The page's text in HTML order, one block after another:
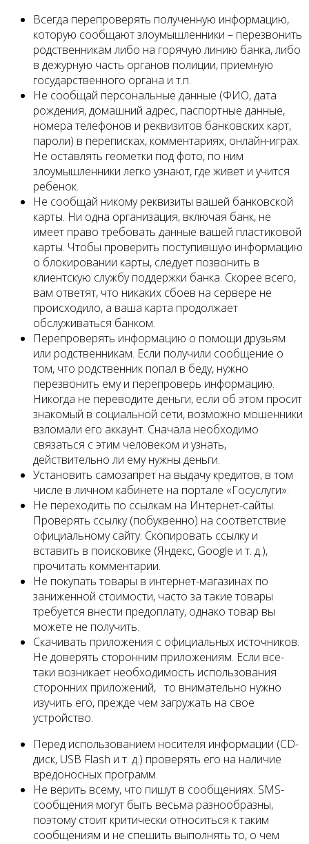
Всегда перепроверять полученную информацию,
которую сообщают злоумышленники – перезвонить
родственникам либо на горячую линию банка, либо
в дежурную часть органов полиции, приемную
государственного органа и т.п.
Не сообщай персональные данные (ФИО, дата
рождения, домашний адрес, паспортные данные,
номера телефонов и реквизитов банковских карт,
пароли) в переписках, комментариях, онлайн-играх.
Не оставлять геометки под фото, по ним
злоумышленники легко узнают, где живет и учится
ребенок.
Не сообщай никому реквизиты вашей банковской
карты. Ни одна организация, включая банк, не
имеет право требовать данные вашей пластиковой
карты. Чтобы проверить поступившую информацию
о блокировании карты, следует позвонить в
клиентскую службу поддержки банка. Скорее всего,
вам ответят, что никаких сбоев на сервере не
происходило, а ваша карта продолжает
обслуживаться банком.
Перепроверять информацию о помощи друзьям
или родственникам. Если получили сообщение о
том, что родственник попал в беду, нужно
перезвонить ему и перепроверь информацию.
Никогда не переводите деньги, если об этом просит
знакомый в социальной сети, возможно мошенники
взломали его аккаунт. Сначала необходимо
связаться с этим человеком и узнать,
действительно ли ему нужны деньги.
Установить самозапрет на выдачу кредитов, в том
числе в личном кабинете на портале «Госуслуги».
Не переходить по ссылкам на Интернет-сайты.
Проверять ссылку (побуквенно) на соответствие
официальному сайту. Скопировать ссылку и
вставить в поисковике (Яндекс, Google и т. д.),
прочитать комментарии.
Не покупать товары в интернет-магазинах по
заниженной стоимости, часто за такие товары
требуется внести предоплату, однако товар вы
можете не получить.
Скачивать приложения с официальных источников.
Не доверять сторонним приложениям. Если все-
таки возникает необходимость использования
сторонних приложений, то внимательно нужно
изучить его, прежде чем загружать на свое
устройство.
Перед использованием носителя информации (CD-
диск, USB Flash и т. д.) проверять его на наличие
вредоносных программ.
Не верить всему, что пишут в сообщениях. SMS-
сообщения могут быть весьма разнообразны,
поэтому стоит критически относиться к таким
сообщениям и не спешить выполнять то, о чем